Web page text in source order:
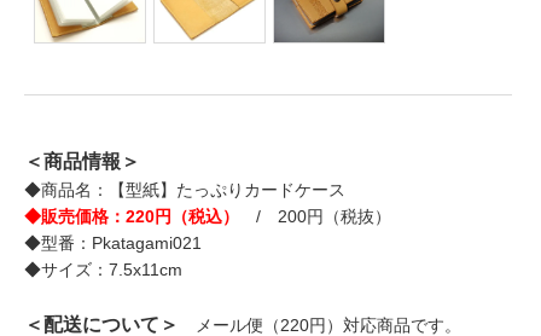
＜商品情報＞
◆商品名：【型紙】たっぷりカードケース
◆販売価格：220円（税込）
/ 200円（税抜）
◆型番：Pkatagami021
◆サイズ：7.5x11cm
＜配送について＞
メール便（220円）対応商品です。